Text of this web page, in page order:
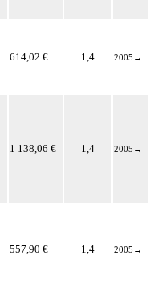
614,02 € 1,4 2005 →
1 138,06 € 1,4 2005 →
557,90 € 1,4 2005 →